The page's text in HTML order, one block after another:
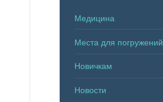
Медицина
Места для погружений
Новичкам
Новости